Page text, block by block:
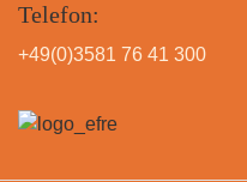
Telefon:
+49(0)3581 76 41 300